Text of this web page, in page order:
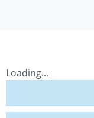
Loading...